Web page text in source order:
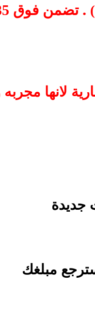
.تضمن فوق 35 الف
لانها
جديدة
مبلغك